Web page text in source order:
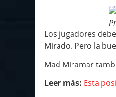
Los jugadores
Mirado. Pero la
Mad Miramar
Leer más: Esta